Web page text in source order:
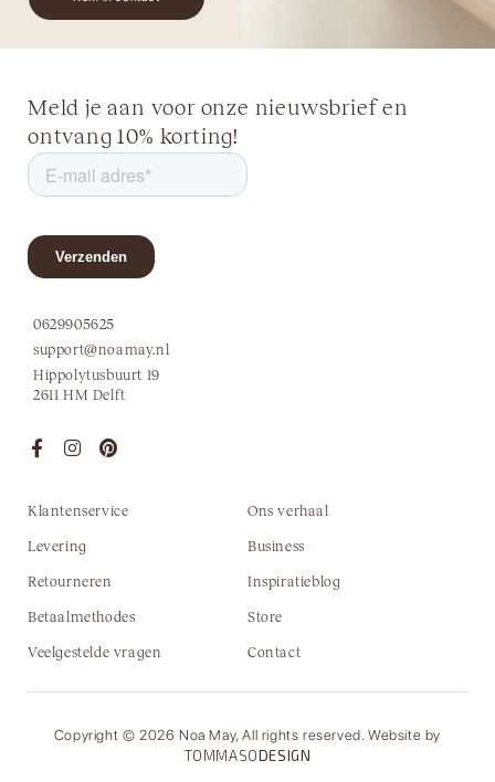
Meld je aan voor onze nieuwsbrief en
ontvang 10% korting!
0629905625
support@noamay.nl
Hippolytusbuurt 19
2611 HM Delft
Klantenservice
Levering
Retourneren
Betaalmethodes
Veelgestelde vragen
Ons verhaal
Business
Inspiratieblog
Store
Contact
Copyright © 2026 Noa May, All rights reserved. Website by
TOMMASODESIGN